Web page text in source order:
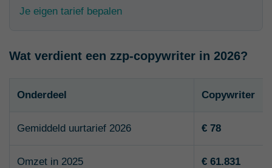
Je eigen tarief bepalen
Wat verdient een zzp-copywriter in 2026?
Onderdeel Copywriter
Gemiddeld uurtarief 2026 € 78
Omzet in 2025 € 61.831